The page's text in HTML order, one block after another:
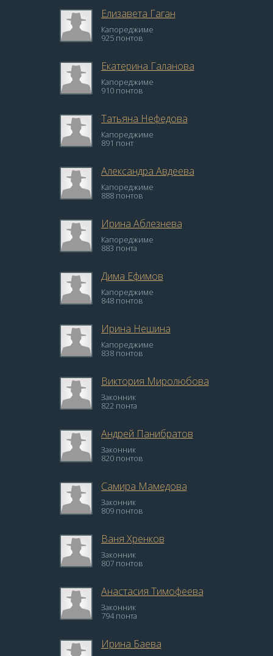
Елизавета Гаган
Капореджиме
925 понтов
Екатерина Галанова
Капореджиме
910 понтов
Татьяна Нефедова
Капореджиме
891 понт
Александра Авдеева
Капореджиме
888 понтов
Ирина Аблезнева
Капореджиме
883 понта
Дима Ефимов
Капореджиме
848 понтов
Ирина Нешина
Капореджиме
838 понтов
Виктория Миролюбова
Законник
822 понта
Андрей Панибратов
Законник
820 понтов
Самира Мамедова
Законник
809 понтов
Ваня Хренков
Законник
807 понтов
Анастасия Тимофеева
Законник
794 понта
Ирина Баева